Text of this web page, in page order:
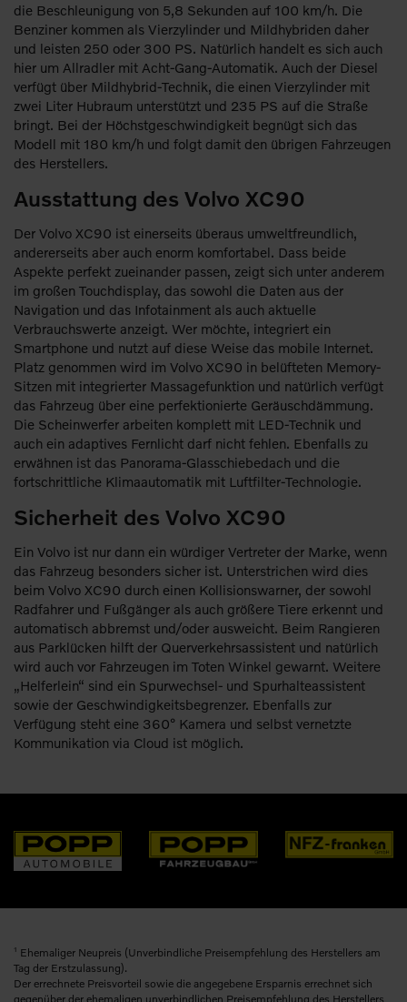
die Beschleunigung von 5,8 Sekunden auf 100 km/h. Die
Benziner kommen als Vierzylinder und Mildhybriden daher
und leisten 250 oder 300 PS. Natürlich handelt es sich auch
hier um Allradler mit Acht-Gang-Automatik. Auch der Diesel
verfügt über Mildhybrid-Technik, die einen Vierzylinder mit
zwei Liter Hubraum unterstützt und 235 PS auf die Straße
bringt. Bei der Höchstgeschwindigkeit begnügt sich das
Modell mit 180 km/h und folgt damit den übrigen Fahrzeugen
des Herstellers.
Ausstattung des Volvo XC90
Der Volvo XC90 ist einerseits überaus umweltfreundlich,
andererseits aber auch enorm komfortabel. Dass beide
Aspekte perfekt zueinander passen, zeigt sich unter anderem
im großen Touchdisplay, das sowohl die Daten aus der
Navigation und das Infotainment als auch aktuelle
Verbrauchswerte anzeigt. Wer möchte, integriert ein
Smartphone und nutzt auf diese Weise das mobile Internet.
Platz genommen wird im Volvo XC90 in belüfteten Memory-
Sitzen mit integrierter Massagefunktion und natürlich verfügt
das Fahrzeug über eine perfektionierte Geräuschdämmung.
Die Scheinwerfer arbeiten komplett mit LED-Technik und
auch ein adaptives Fernlicht darf nicht fehlen. Ebenfalls zu
erwähnen ist das Panorama-Glasschiebedach und die
fortschrittliche Klimaautomatik mit Luftfilter-Technologie.
Sicherheit des Volvo XC90
Ein Volvo ist nur dann ein würdiger Vertreter der Marke, wenn
das Fahrzeug besonders sicher ist. Unterstrichen wird dies
beim Volvo XC90 durch einen Kollisionswarner, der sowohl
Radfahrer und Fußgänger als auch größere Tiere erkennt und
automatisch abbremst und/oder ausweicht. Beim Rangieren
aus Parklücken hilft der Querverkehrsassistent und natürlich
wird auch vor Fahrzeugen im Toten Winkel gewarnt. Weitere
„Helferlein“ sind ein Spurwechsel- und Spurhalteassistent
sowie der Geschwindigkeitsbegrenzer. Ebenfalls zur
Verfügung steht eine 360° Kamera und selbst vernetzte
Kommunikation via Cloud ist möglich.
1 Ehemaliger Neupreis (Unverbindliche Preisempfehlung des Herstellers am
Tag der Erstzulassung).
Der errechnete Preisvorteil sowie die angegebene Ersparnis errechnet sich
gegenüber der ehemaligen unverbindlichen Preisempfehlung des Herstellers